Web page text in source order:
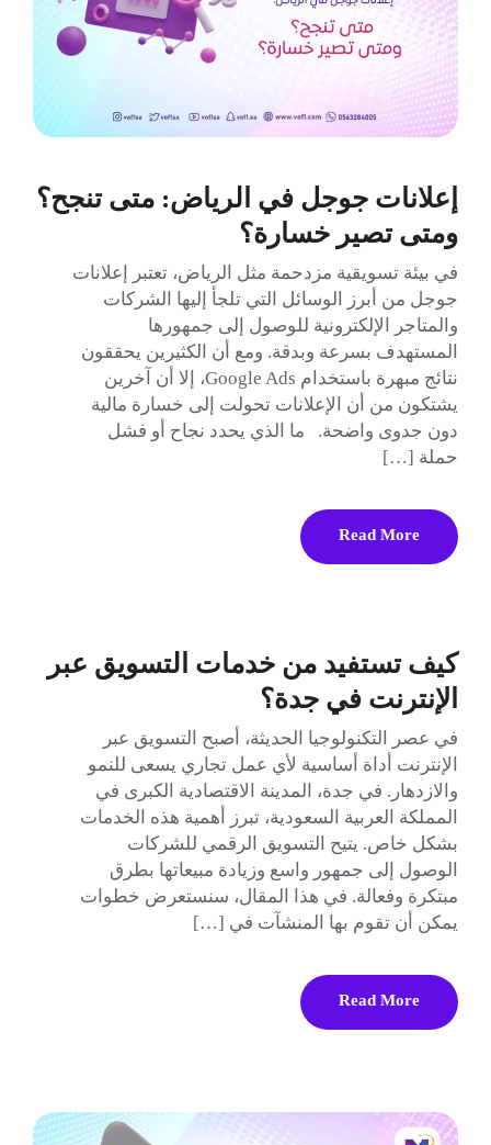
إعلانات جوجل في الرياض: متى تنجح؟
ومتى تصير خسارة؟
في بيئة تسويقية مزدحمة مثل الرياض، تعتبر إعلانات
جوجل من أبرز الوسائل التي تلجأ إليها الشركات
والمتاجر الإلكترونية للوصول إلى جمهورها
المستهدف بسرعة وبدقة. ومع أن الكثيرين يحققون
نتائج مبهرة باستخدام Google Ads، إلا أن آخرين
يشتكون من أن الإعلانات تحولت إلى خسارة مالية
دون جدوى واضحة. ما الذي يحدد نجاح أو فشل
حملة […]
Read More
كيف تستفيد من خدمات التسويق عبر
الإنترنت في جدة؟
في عصر التكنولوجيا الحديثة، أصبح التسويق عبر
الإنترنت أداة أساسية لأي عمل تجاري يسعى للنمو
والازدهار. في جدة، المدينة الاقتصادية الكبرى في
المملكة العربية السعودية، تبرز أهمية هذه الخدمات
بشكل خاص. يتيح التسويق الرقمي للشركات
الوصول إلى جمهور واسع وزيادة مبيعاتها بطرق
مبتكرة وفعالة. في هذا المقال، سنستعرض خطوات
يمكن أن تقوم بها المنشآت في […]
Read More